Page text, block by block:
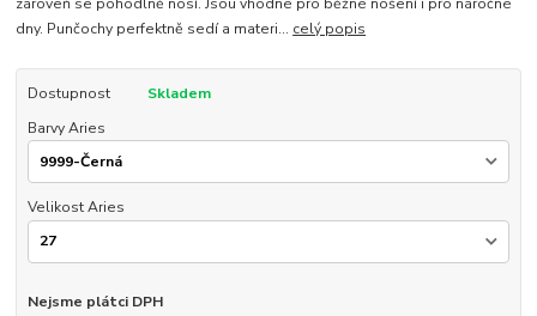
zároveň se pohodlně nosí. Jsou vhodné pro běžné nošení i pro náročné
dny. Punčochy perfektně sedí a materi... celý popis
Dostupnost
Skladem
Barvy Aries
Velikost Aries
Nejsme plátci DPH